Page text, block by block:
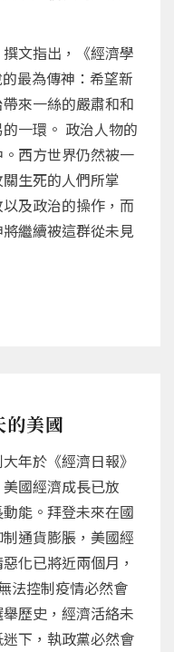
文指出，《經濟學
最為傳神：希望新
來一絲的嚴肅和和
一環。 政治人物的
西方世界仍然被一
生死的人們所掌
及政治的操作，而
繼續被這群從未見
美國
年於《經濟日報》
國經濟成長已放
能。拜登未來在國
通貨膨脹，美國經
化已將近兩個月，
法控制疫情必然會
歷史，經濟活絡未
下，執政黨必然會